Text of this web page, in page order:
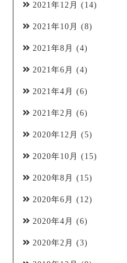
2021年12月 (14)
2021年10月 (8)
2021年8月 (4)
2021年6月 (4)
2021年4月 (6)
2021年2月 (6)
2020年12月 (5)
2020年10月 (15)
2020年8月 (15)
2020年6月 (12)
2020年4月 (6)
2020年2月 (3)